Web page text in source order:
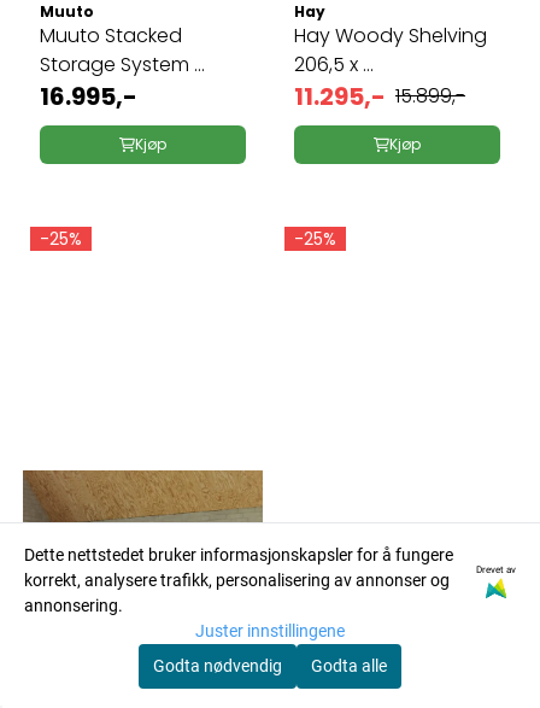
Muuto
Muuto Stacked
Storage System ...
16.995,-
Kjøp
Hay
Hay Woody Shelving
206,5 x ...
11.295,- 15.899,-
Kjøp
-25% -25%
Dette nettstedet bruker informasjonskapsler for å fungere
korrekt, analysere trafikk, personalisering av annonser og
annonsering.
Drevet av
Juster innstillingene
Godta nødvendig
Godta alle